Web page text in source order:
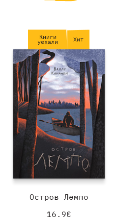
Книги
уехали Хит
Остров Лемпо
16.9€